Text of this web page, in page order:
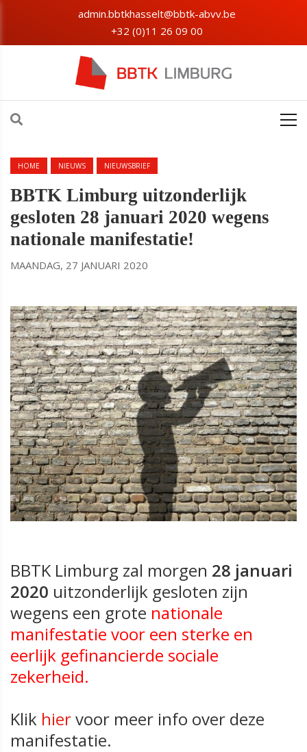
admin.bbtkhasselt@bbtk-abvv.be
+32 (0)11 26 09 00
HOME NIEUWS NIEUWSBRIEF
BBTK Limburg uitzonderlijk
gesloten 28 januari 2020 wegens
nationale manifestatie!
MAANDAG, 27 JANUARI 2020
BBTK Limburg zal morgen 28 januari
2020 uitzonderlijk gesloten zijn
wegens een grote nationale
manifestatie voor een sterke en
eerlijk gefinancierde sociale
zekerheid.
Klik hiervoor meer info over deze
manifestatie.